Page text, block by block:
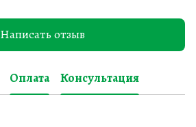
Написать отзыв
Оплата Консультация